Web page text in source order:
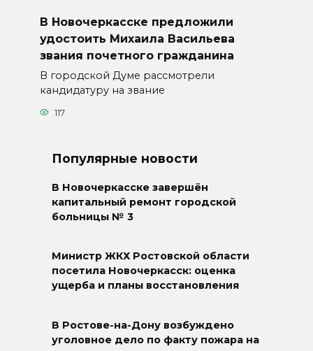
В Новочеркасске предложили
удостоить Михаила Васильева
звания почетного гражданина
В городской Думе рассмотрели
кандидатуру на звание
117
Популярные новости
В Новочеркасске завершён
капитальный ремонт городской
больницы № 3
Министр ЖКХ Ростовской области
посетила Новочеркасск: оценка
ущерба и планы восстановления
В Ростове-на-Дону возбуждено
уголовное дело по факту пожара на